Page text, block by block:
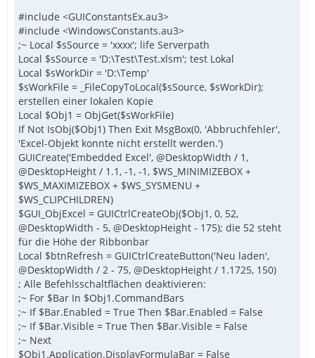
#include <GUIConstantsEx.au3>
#include <WindowsConstants.au3>
;~ Local $sSource = 'xxxx'; life Serverpath
Local $sSource = 'D:\Test\Test.xlsm'; test Lokal
Local $sWorkDir = 'D:\Temp'
$sWorkFile = _FileCopyToLocal($sSource, $sWorkDir);
erstellen einer lokalen Kopie
Local $Obj1 = ObjGet($sWorkFile)
If Not IsObj($Obj1) Then Exit MsgBox(0, 'Abbruchfehler',
'Excel-Objekt konnte nicht erstellt werden.')
GUICreate('Embedded Excel', @DesktopWidth / 1,
@DesktopHeight / 1.1, -1, -1, $WS_MINIMIZEBOX +
$WS_MAXIMIZEBOX + $WS_SYSMENU +
$WS_CLIPCHILDREN)
$GUI_ObjExcel = GUICtrlCreateObj($Obj1, 0, 52,
@DesktopWidth - 5, @DesktopHeight - 175); die 52 steht
für die Höhe der Ribbonbar
Local $btnRefresh = GUICtrlCreateButton('Neu laden',
@DesktopWidth / 2 - 75, @DesktopHeight / 1.1725, 150)
; Alle Befehlsschaltflächen deaktivieren:
;~ For $Bar In $Obj1.CommandBars
;~ If $Bar.Enabled = True Then $Bar.Enabled = False
;~ If $Bar.Visible = True Then $Bar.Visible = False
;~ Next
$Obj1.Application.DisplayFormulaBar = False